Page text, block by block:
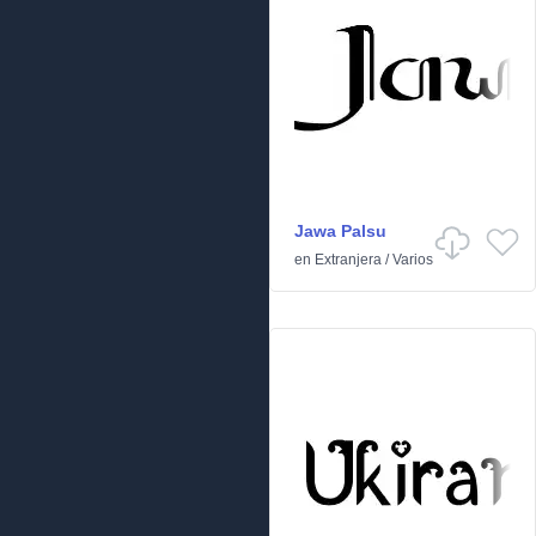
Jawa Palsu
en Extranjera /Varios